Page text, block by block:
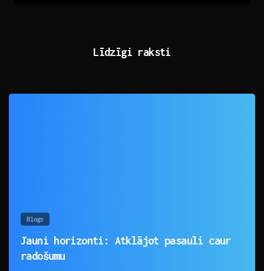
Līdzīgi raksti
Blogs
Jauni horizonti: Atklājot pasauli caur
radošumu